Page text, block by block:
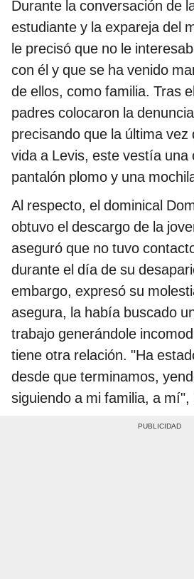
Durante la conversación de
estudiante y la expareja del
le precisó que no le
con él y que se ha venido
de ellos, como familia. Tras
padres colocaron la
precisando que la última vez
vida a Levis, este vestía una
pantalón plomo y una
Al respecto, el dominical
obtuvo el descargo de la
aseguró que no tuvo
durante el día de su
embargo, expresó su
asegura, la había buscado
trabajo generándole
tiene otra relación. "Ha
desde que terminamos,
siguiendo a mi familia, a mí",